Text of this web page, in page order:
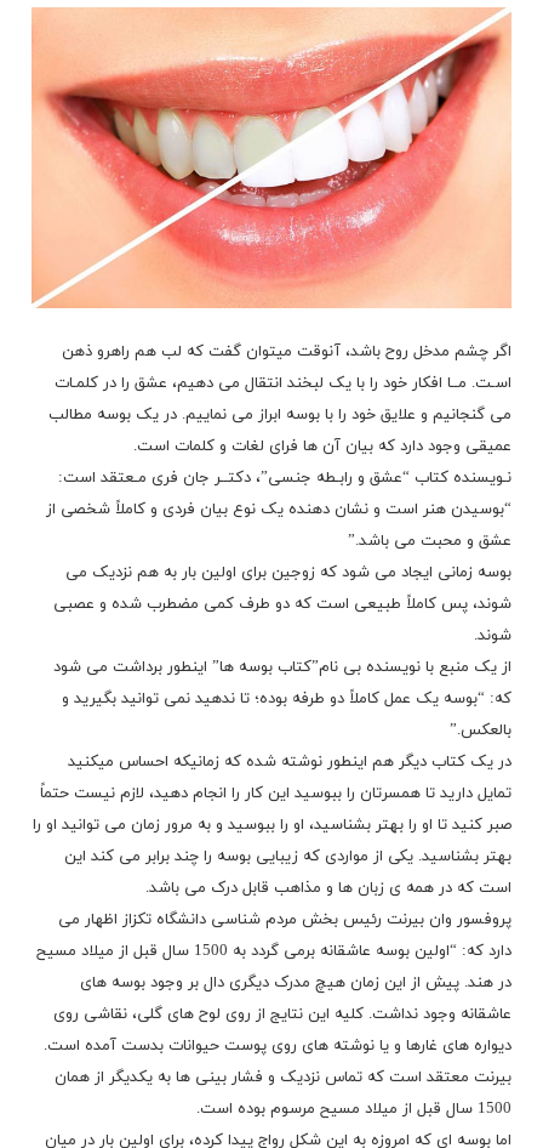
اگر چشم مدخل روح باشد، آنوقت میتوان گفت که لب هم راهرو ذهن
اسـت. مــا افکار خود را با یک لبخند انتقال می دهیم، عشق را در کلمـات
می گنجانیم و علایق خود را با بوسه ابراز می نماییم. در یک بوسه مطالب
عمیقی وجود دارد که بیان آن ها فرای لغات و کلمات است.
نـویسنده کتاب “عشق و رابـطه جنسی”، دکتــر جان فری مـعتقد است:
“بوسیدن هنر است و نشان دهنده یک نوع بیان فردی و کاملاً شخصی از
عشق و محبت می باشد.”
بوسه زمانی ایجاد می شود که زوجین برای اولین بار به هم نزدیک می
شوند، پس کاملاً طبیعی است که دو طرف کمی مضطرب شده و عصبی
شوند.
از یک منبع با نویسنده بی نام”کتاب بوسه ها” اینطور برداشت می شود
که: “بوسه یک عمل کاملاً دو طرفه بوده؛ تا ندهید نمی توانید بگیرید و
بالعکس.”
در یک کتاب دیگر هم اینطور نوشته شده که زمانیکه احساس میکنید
تمایل دارید تا همسرتان را ببوسید این کار را انجام دهید، لازم نیست حتماً
صبر کنید تا او را بهتر بشناسید، او را ببوسید و به مرور زمان می توانید او را
بهتر بشناسید. یکی از مواردی که زیبایی بوسه را چند برابر می کند این
است که در همه ی زبان ها و مذاهب قابل درک می باشد.
پروفسور وان بیرنت رئیس بخش مردم شناسی دانشگاه تکزاز اظهار می
دارد که: “اولین بوسه عاشقانه برمی گردد به 1500 سال قبل از میلاد مسیح
در هند. پیش از این زمان هیچ مدرک دیگری دال بر وجود بوسه های
عاشقانه وجود نداشت. کلیه این نتایج از روی لوح های گلی، نقاشی روی
دیواره های غارها و یا نوشته های روی پوست حیوانات بدست آمده است.
بیرنت معتقد است که تماس نزدیک و فشار بینی ها به یکدیگر از همان
1500 سال قبل از میلاد مسیح مرسوم بوده است.
اما بوسه ای که امروزه به این شکل رواج پیدا کرده، برای اولین بار در میان